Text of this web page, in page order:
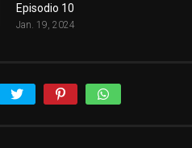
Episodio 10
Jan. 19, 2024